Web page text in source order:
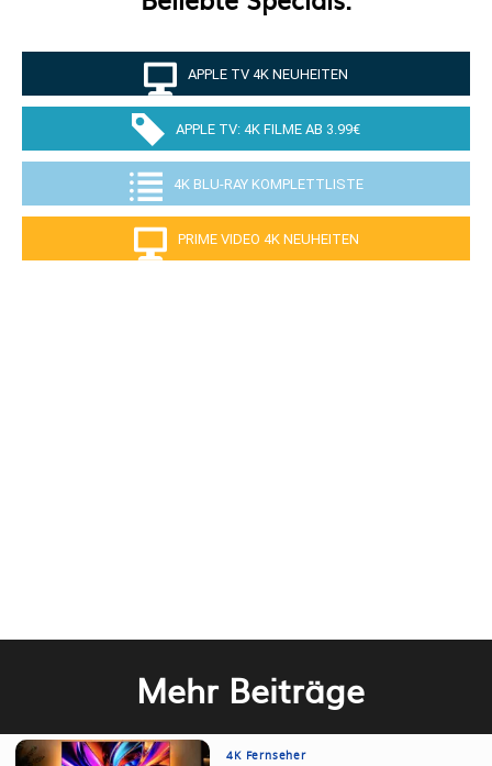
APPLE TV 4K NEUHEITEN
APPLE TV: 4K FILME AB 3.99€
4K BLU-RAY KOMPLETTLISTE
PRIME VIDEO 4K NEUHEITEN
Mehr Beiträge
4K Fernseher